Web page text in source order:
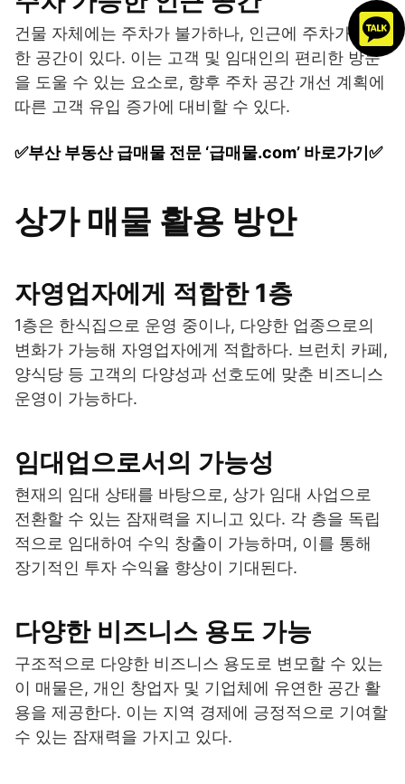
건물 자체에는 주차가 불가하나, 인근에 주차가 가능
한 공간이 있다. 이는 고객 및 임대인의 편리한 방문
을 도울 수 있는 요소로, 향후 주차 공간 개선 계획에
따른 고객 유입 증가에 대비할 수 있다.
✅부산 부동산 급매물 전문 ‘급매물.com’ 바로가기✅
상가 매물 활용 방안
자영업자에게 적합한 1층
1층은 한식집으로 운영 중이나, 다양한 업종으로의
변화가 가능해 자영업자에게 적합하다. 브런치 카페,
양식당 등 고객의 다양성과 선호도에 맞춘 비즈니스
운영이 가능하다.
임대업으로서의 가능성
현재의 임대 상태를 바탕으로, 상가 임대 사업으로
전환할 수 있는 잠재력을 지니고 있다. 각 층을 독립
적으로 임대하여 수익 창출이 가능하며, 이를 통해
장기적인 투자 수익율 향상이 기대된다.
다양한 비즈니스 용도 가능
구조적으로 다양한 비즈니스 용도로 변모할 수 있는
이 매물은, 개인 창업자 및 기업체에 유연한 공간 활
용을 제공한다. 이는 지역 경제에 긍정적으로 기여할
수 있는 잠재력을 가지고 있다.